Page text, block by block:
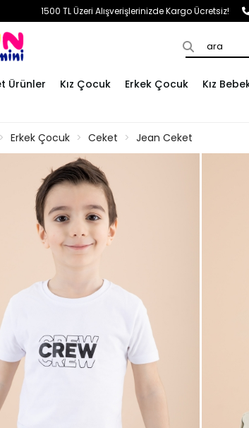
1500 TL Üzeri Alışverişlerinizde Kargo Ücretsiz!
Ürünler Kız Çocuk Erkek Çocuk Kız
Erkek Çocuk Ceket Jean Ceket